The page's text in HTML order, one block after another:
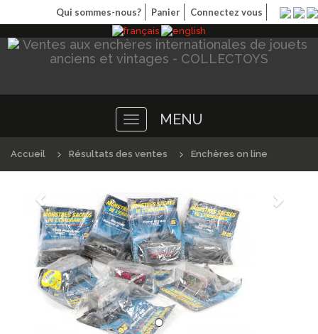
Qui sommes-nous? Panier Connectez vous
Toggle
navigation
MENU
Accueil Résultats des ventes Enchères on line
Précédént